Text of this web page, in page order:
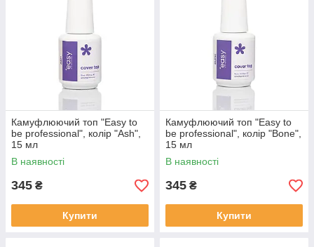
Камуфлюючий топ "Easy to
be professional", колір "Ash",
15 мл
В наявності
345 ₴
Купити
Камуфлюючий топ "Easy to
be professional", колір "Bone",
15 мл
В наявності
345 ₴
Купити